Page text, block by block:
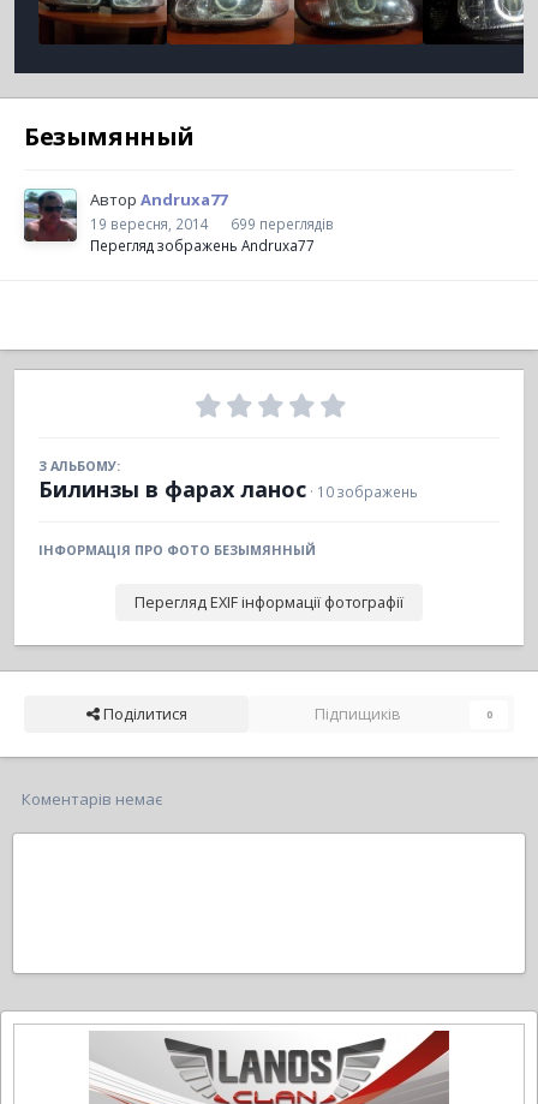
Безымянный
Автор Andruxa77
19 вересня, 2014
699 переглядів
Перегляд зображень Andruxa77
З АЛЬБОМУ:
Билинзы в фарах ланос · 10 зображень
ІНФОРМАЦІЯ ПРО ФОТО БЕЗЫМЯННЫЙ
Перегляд EXIF інформації фотографії
Поділитися Підпищиків 0
Коментарів немає